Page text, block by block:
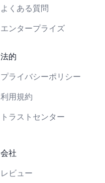
よくある質問
エンタープライズ
法的
プライバシーポリシー
利用規約
トラストセンター
会社
レビュー